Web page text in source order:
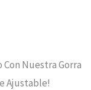
Con Nuestra Gorra
Ajustable!